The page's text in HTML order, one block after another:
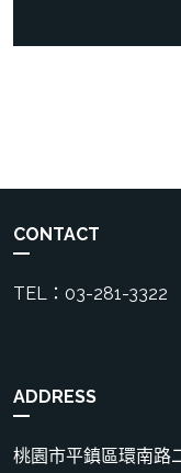
CONTACT
TEL：03-281-3322
ADDRESS
桃園市平鎮區環南路